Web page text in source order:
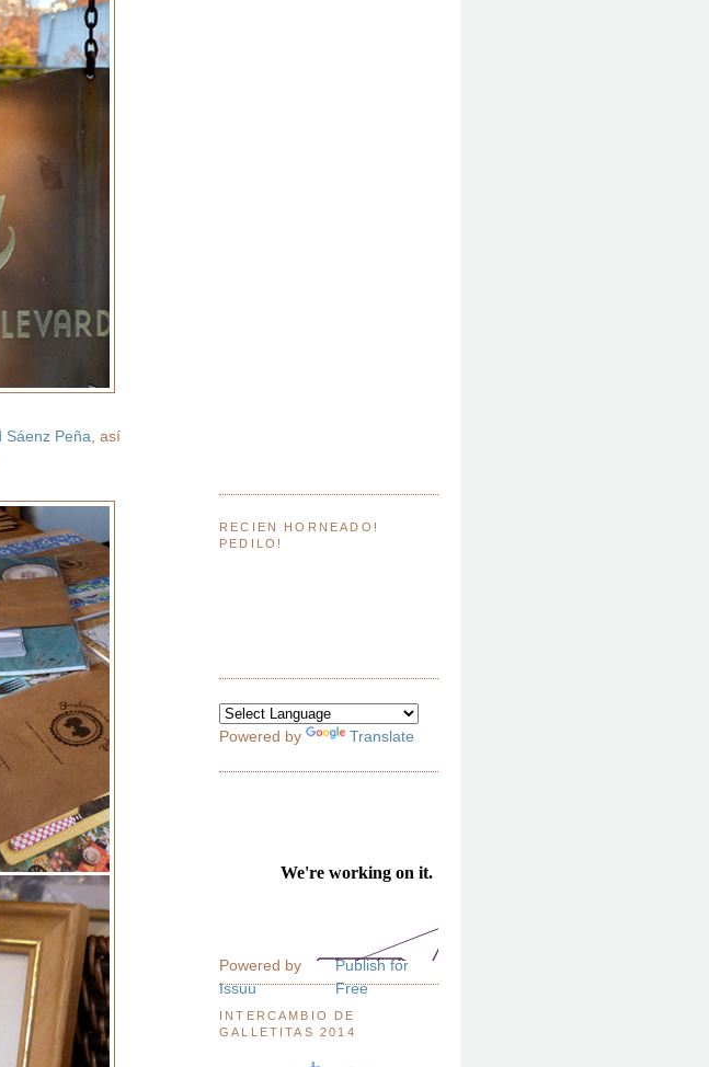
Sáenz Peña , así
RECIEN HORNEADO!
PEDILO!
Powered by Translate
Powered by
Issuu
Publish for
Free
INTERCAMBIO DE
GALLETITAS 2014